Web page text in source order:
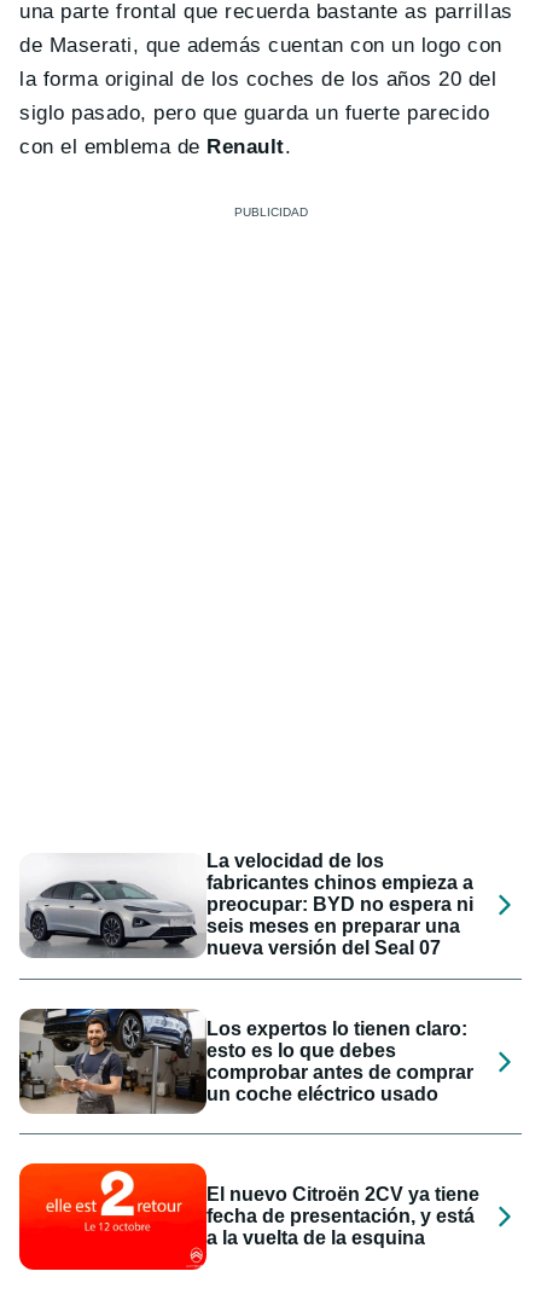
una parte frontal que recuerda bastante as parrillas
de Maserati, que además cuentan con un logo con
la forma original de los coches de los años 20 del
siglo pasado, pero que guarda un fuerte parecido
con el emblema de Renault.
La velocidad de los
fabricantes chinos empieza a
preocupar: BYD no espera ni
seis meses en preparar una
nueva versión del Seal 07
Los expertos lo tienen claro:
esto es lo que debes
comprobar antes de comprar
un coche eléctrico usado
El nuevo Citroën 2CV ya tiene
fecha de presentación, y está
a la vuelta de la esquina